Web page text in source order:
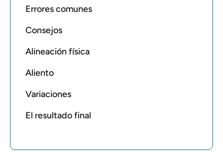
Errores comunes
Consejos
Alineación física
Aliento
Variaciones
El resultado final